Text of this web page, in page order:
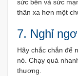
sức bền và sức
thân xa hơn một
7. Nghỉ
Hãy chắc chắn để
nó. Chạy quá
thương.